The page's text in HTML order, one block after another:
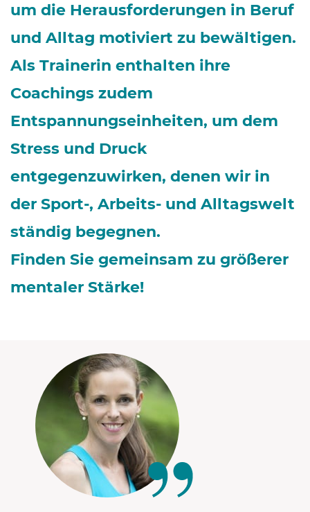
um die Herausforderungen in Beruf
und Alltag motiviert zu bewältigen.
Als Trainerin enthalten ihre
Coachings zudem
Entspannungseinheiten, um dem
Stress und Druck
entgegenzuwirken, denen wir in
der Sport-, Arbeits- und Alltagswelt
ständig begegnen.
Finden Sie gemeinsam zu größerer
mentaler Stärke!